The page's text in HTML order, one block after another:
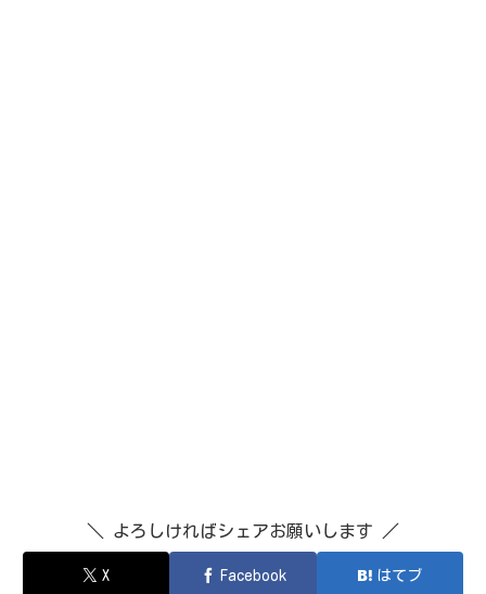
＼ よろしければシェアお願いします ／
X Facebook はてブ